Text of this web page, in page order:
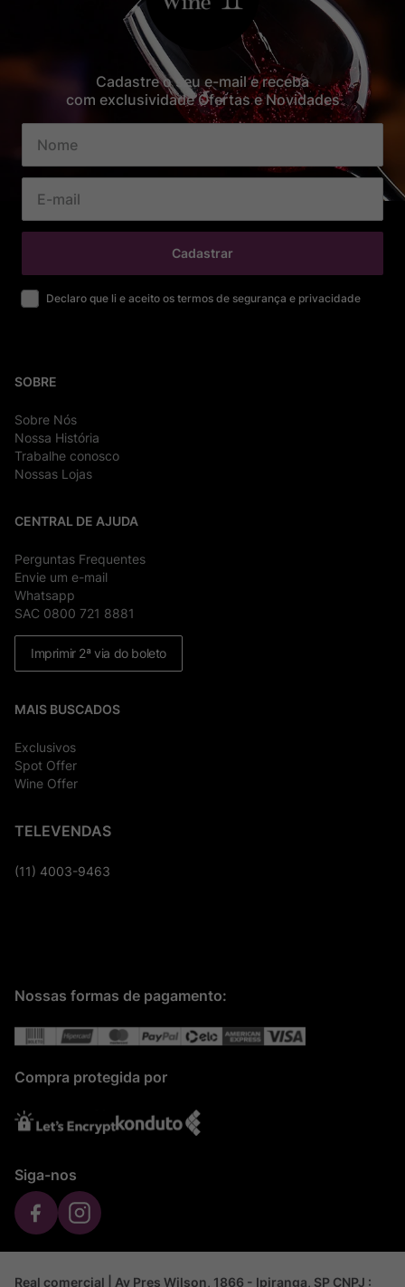
Cadastre o seu e-mail e receba
com exclusividade Ofertas e Novidades
Cadastrar
Declaro que li e aceito os termos de segurança e privacidade
SOBRE
Sobre Nós
Nossa História
Trabalhe conosco
Nossas Lojas
CENTRAL DE AJUDA
Perguntas Frequentes
Envie um e-mail
Whatsapp
SAC 0800 721 8881
Imprimir 2ª via do boleto
MAIS BUSCADOS
Exclusivos
Spot Offer
Wine Offer
TELEVENDAS
(11) 4003-9463
Nossas formas de pagamento:
Compra protegida por
Siga-nos
Real comercial | Av Pres Wilson, 1866 - Ipiranga, SP CNPJ :